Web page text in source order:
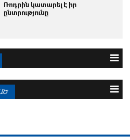
Ռոդրին կատարել է իր
ընտրությունը
08.08.2026